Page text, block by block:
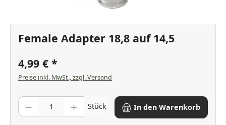
Female Adapter 18,8 auf 14,5
4,99 €
Preise inkl. MwSt., zzgl. Versand
Produkt Anzahl: Gib den gewünschten Wert ein oder benutze die
Stück In den Warenkorb